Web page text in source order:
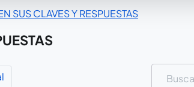
SUS CLAVES Y RESPUESTAS